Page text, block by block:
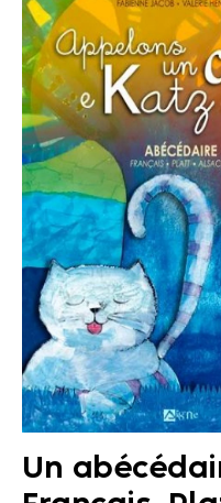
Un